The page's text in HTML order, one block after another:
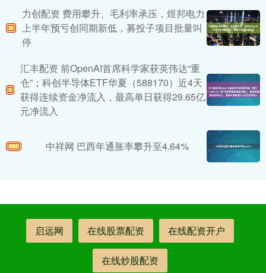
力创配资 费用攀升、毛利率承压，煜邦电力
上半年预亏创同期新低，募投子项目批量叫
停
汇丰配资 前OpenAI首席科学家获英伟达“重
仓”；科创半导体ETF华夏（588170）近4天
获得连续资金净流入，最高单日获得29.65亿
元净流入
中祥网 巴西年通胀率攀升至4.64%
启远网 在线股票配资 在线配资开户
在线炒股配资